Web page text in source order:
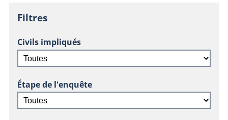
Filtres
Civils impliqués
Étape de l'enquête